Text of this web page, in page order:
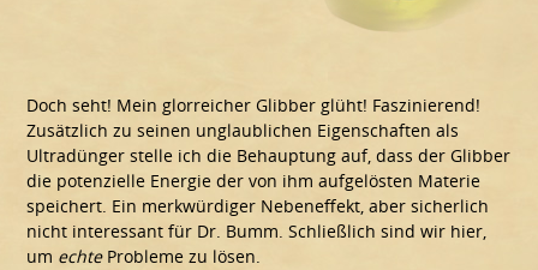
Doch seht! Mein glorreicher Glibber glüht! Faszinierend!
Zusätzlich zu seinen unglaublichen Eigenschaften als
Ultradünger stelle ich die Behauptung auf, dass der Glibber
die potenzielle Energie der von ihm aufgelösten Materie
speichert. Ein merkwürdiger Nebeneffekt, aber sicherlich
nicht interessant für Dr. Bumm. Schließlich sind wir hier,
um echteProbleme zu lösen.